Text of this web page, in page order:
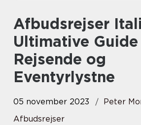
Afbudsrejser Italien: Den
Ultimative
Rejsende og
Eventyrlystne
05 november 2023
Peter
Afbudsrejser